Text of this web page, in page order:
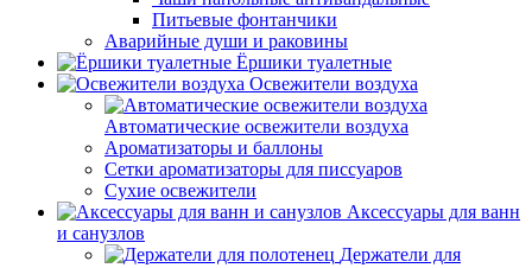
Питьевые фонтанчики
Аварийные души и раковины
Ёршики туалетные
Освежители воздуха
Автоматические освежители воздуха
Ароматизаторы и баллоны
Сетки ароматизаторы для писсуаров
Сухие освежители
Аксессуары для ванн
и санузлов
Держатели для